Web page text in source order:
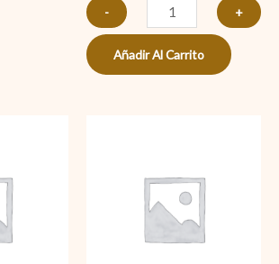
-
+
Añadir Al Carrito